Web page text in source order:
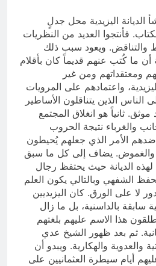
الديانة اليزيدية محل جدلٍ
فأنتجوا العديد من النظريات
والتناقض. ويعود سبب ذلك
أن ما كُتب عنهم قديماً كان بأقلام
ومعتقداتهم ومن غير
واعتمادهم على المرويات
الذين يتناقلون الأساطير
ثانياً هو انغلاق المجتمع
والغرباء نتيجة الحروب
الأمر الذي جعلهم يُحيطون
والغموض. يضاف إلى كل ما سبق
الديانة حيث يحتفظ رجال
الشفهي وبالتالي يكون العلم
لا على الورق. كان اليزيديين
بالداسنية، بل ما زال
هذا الاسم عليهم بلغتهم
ثم بعد ظهور الشيخ عدي
والعدوية والهكارية. ويبدو أن
أيام سيطرة العثمانيين على